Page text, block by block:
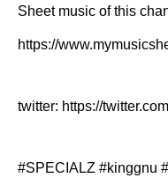
Sheet music of this
https://
twitter: https://
#SPECIALZ #kinggnu